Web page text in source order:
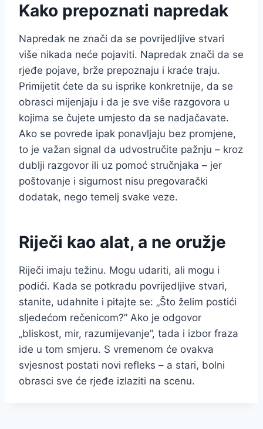
Kako prepoznati napredak
Napredak ne znači da se povrijedljive stvari
više nikada neće pojaviti. Napredak znači da se
rjeđe pojave, brže prepoznaju i kraće traju.
Primijetit ćete da su isprike konkretnije, da se
obrasci mijenjaju i da je sve više razgovora u
kojima se čujete umjesto da se nadjačavate.
Ako se povrede ipak ponavljaju bez promjene,
to je važan signal da udvostručite pažnju – kroz
dublji razgovor ili uz pomoć stručnjaka – jer
poštovanje i sigurnost nisu pregovarački
dodatak, nego temelj svake veze.
Riječi kao alat, a ne oružje
Riječi imaju težinu. Mogu udariti, ali mogu i
podići. Kada se potkradu povrijedljive stvari,
stanite, udahnite i pitajte se: „Što želim postići
sljedećom rečenicom?” Ako je odgovor
„bliskost, mir, razumijevanje”, tada i izbor fraza
ide u tom smjeru. S vremenom će ovakva
svjesnost postati novi refleks – a stari, bolni
obrasci sve će rjeđe izlaziti na scenu.